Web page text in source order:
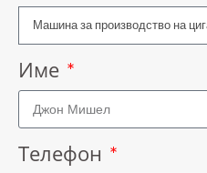
Име
Телефон